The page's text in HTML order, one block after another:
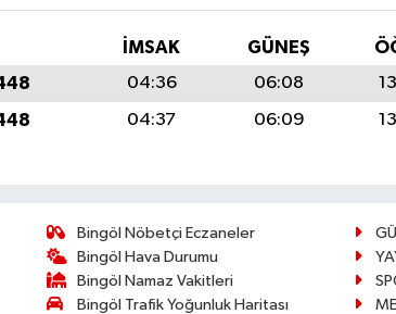
İMSAK GÜNEŞ
04:36 06:08
04:37 06:09
Bingöl Nöbetçi Eczaneler
Bingöl Hava Durumu
Bingöl Namaz Vakitleri
Bingöl Trafik Yoğunluk Haritası